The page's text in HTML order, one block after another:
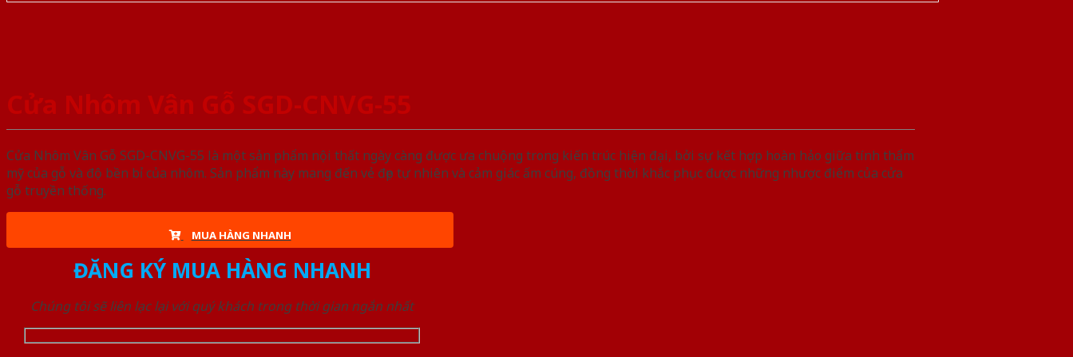
Cửa Nhôm Vân Gỗ SGD-CNVG-55
Cửa Nhôm Vân Gỗ SGD-CNVG-55 là một sản phẩm nội thất ngày càng được ưa chuộng trong kiến trúc hiện đại, bởi sự kết hợp hoàn hảo giữa tính thẩm
mỹ của gỗ và độ bền bỉ của nhôm. Sản phẩm này mang đến vẻ đẹp tự nhiên và cảm giác ấm cúng, đồng thời khắc phục được những nhược điểm của cửa
gỗ truyền thống.
MUA HÀNG NHANH
ĐĂNG KÝ MUA HÀNG NHANH
Chúng tôi sẽ liên lạc lại với quý khách trong thời gian ngắn nhất